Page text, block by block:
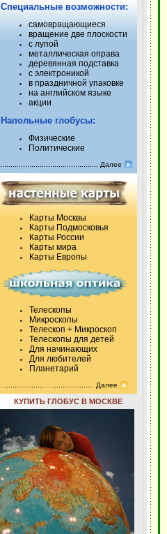
Специальные возможности:
самовращающиеся
вращение две плоскости
с лупой
металлическая оправа
деревянная подставка
с электроникой
в праздничной упаковке
на английском языке
акции
Напольные глобусы:
Физические
Политические
Далее
Карты Москвы
Карты Подмосковья
Карты России
Карты мира
Карты Европы
Телескопы
Микроскопы
Телескоп + Микроскоп
Телескопы для детей
Для начинающих
Для любителей
Планетарий
Далее
КУПИТЬ ГЛОБУС В МОСКВЕ